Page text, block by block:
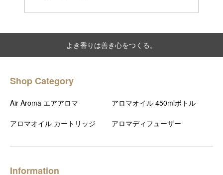
よき香りは善き心をつくる。
Shop Category
Air Aroma エアアロマ アロマオイル 450mlボトル
アロマオイル カートリッジ アロマディフューザー
Information